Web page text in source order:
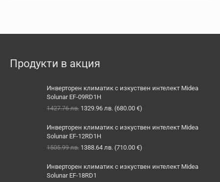
Продукти в акция
Инверторен климатик с изкуствен интелект Midea
Solunar EF-09RD1H
1427.76лв. Original
was:
1427.76 лв..
1329.96 лв. Текущата
е:
(680.00 €)
Инверторен климатик с изкуствен интелект Midea
Solunar EF-12RD1H
1505.99лв. Original
was:
1505.99 лв..
1388.64 лв. Текущата
е:
(710.00 €)
Инверторен климатик с изкуствен интелект Midea
Solunar EF-18RD1